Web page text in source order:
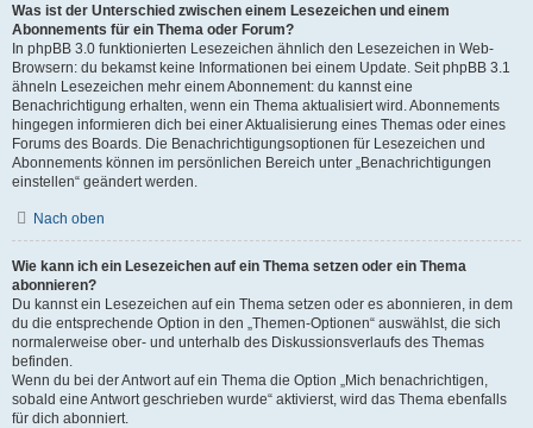
Was ist der Unterschied zwischen einem Lesezeichen und einem
Abonnements für ein Thema oder Forum?
In phpBB 3.0 funktionierten Lesezeichen ähnlich den Lesezeichen in Web-
Browsern: du bekamst keine Informationen bei einem Update. Seit phpBB 3.1
ähneln Lesezeichen mehr einem Abonnement: du kannst eine
Benachrichtigung erhalten, wenn ein Thema aktualisiert wird. Abonnements
hingegen informieren dich bei einer Aktualisierung eines Themas oder eines
Forums des Boards. Die Benachrichtigungsoptionen für Lesezeichen und
Abonnements können im persönlichen Bereich unter „Benachrichtigungen
einstellen“ geändert werden.
Nach oben
Wie kann ich ein Lesezeichen auf ein Thema setzen oder ein Thema
abonnieren?
Du kannst ein Lesezeichen auf ein Thema setzen oder es abonnieren, in dem
du die entsprechende Option in den „Themen-Optionen“ auswählst, die sich
normalerweise ober- und unterhalb des Diskussionsverlaufs des Themas
befinden.
Wenn du bei der Antwort auf ein Thema die Option „Mich benachrichtigen,
sobald eine Antwort geschrieben wurde“ aktivierst, wird das Thema ebenfalls
für dich abonniert.